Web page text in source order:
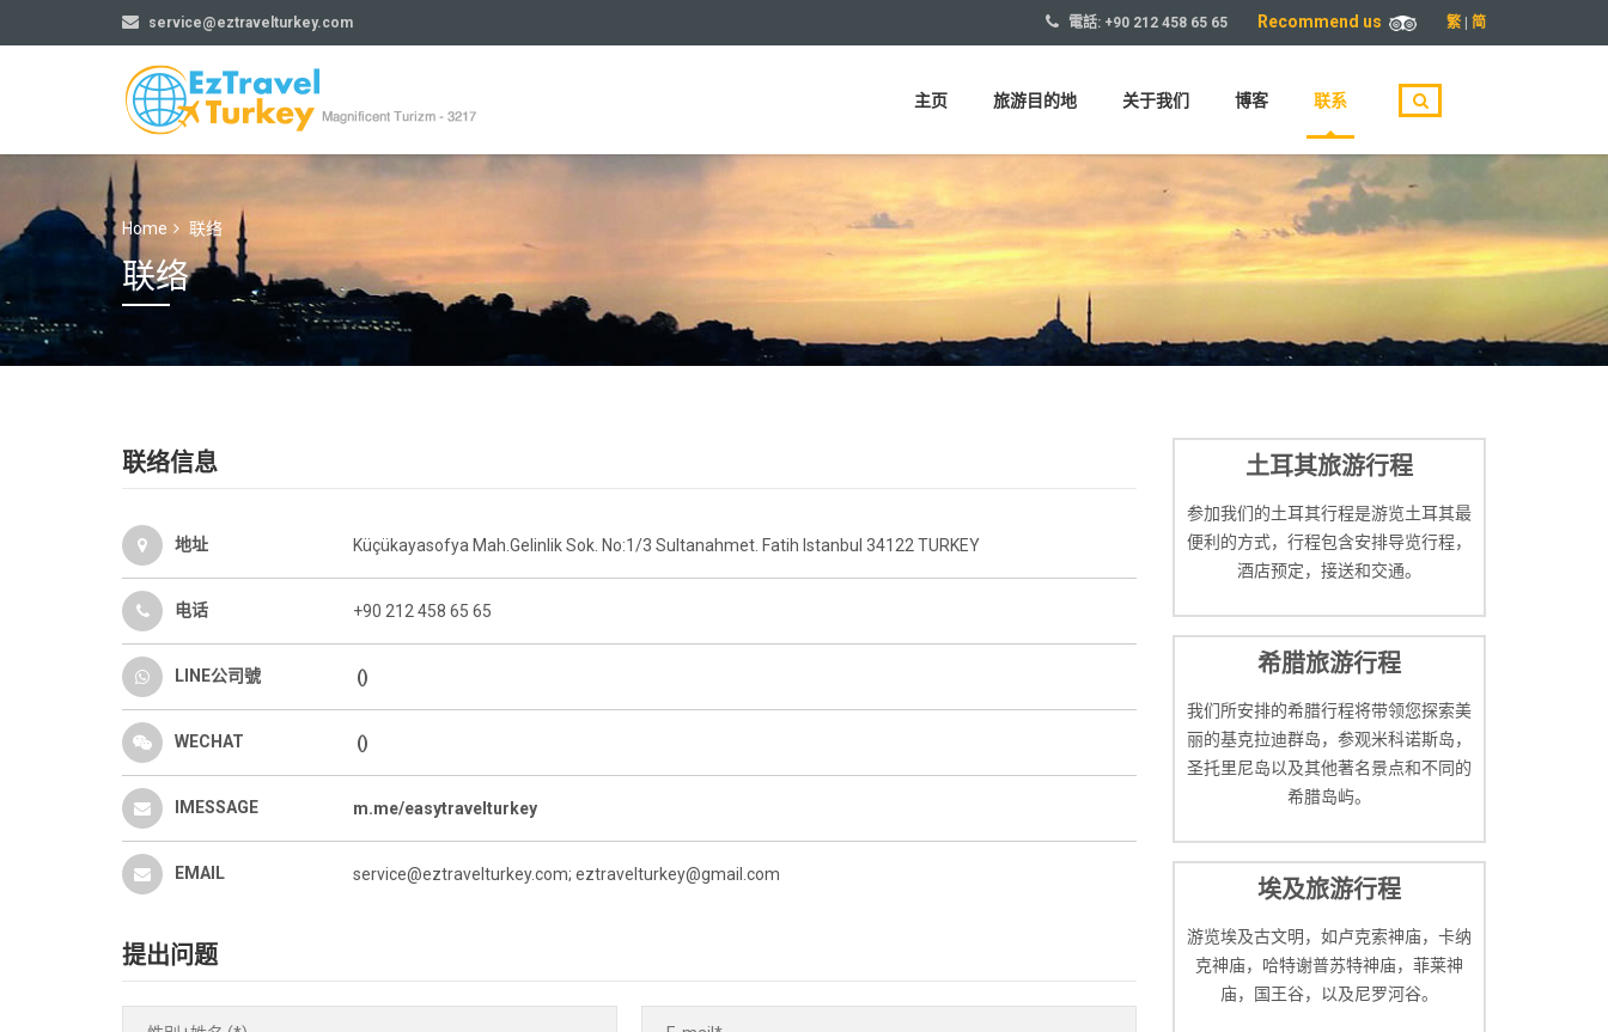
service@eztravelturkey.com 電話: +90 212 458 65 65 Recommend us 繁 | 简
主页 旅游目的地 关于我们 博客 联系
Home 联络
联络
联络信息
地址 Küçükayasofya Mah.Gelinlik Sok. No:1/3 Sultanahmet. Fatih Istanbul 34122 TURKEY
电话 +90 212 458 65 65
LINE公司號 ()
WECHAT ()
IMESSAGE m.me/easytravelturkey
EMAIL service@eztravelturkey.com; eztravelturkey@gmail.com
提出问题
土耳其旅游行程
参加我们的土耳其行程是游览土耳其最
便利的方式，行程包含安排导览行程，
酒店预定，接送和交通。
希腊旅游行程
我们所安排的希腊行程将带领您探索美
丽的基克拉迪群岛，参观米科诺斯岛，
圣托里尼岛以及其他著名景点和不同的
希腊岛屿。
埃及旅游行程
游览埃及古文明，如卢克索神庙，卡纳
克神庙，哈特谢普苏特神庙，菲莱神
庙，国王谷，以及尼罗河谷。